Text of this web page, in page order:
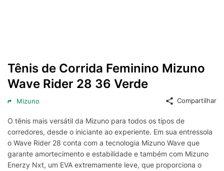
Tênis de Corrida Feminino Mizuno
Wave Rider 28 36 Verde
Mizuno Compartilhar
O tênis mais versátil da Mizuno para todos os tipos de
corredores, desde o iniciante ao experiente. Em sua entressola
o Wave Rider 28 conta com a tecnologia Mizuno Wave que
garante amortecimento e estabilidade e também com Mizuno
Enerzy Nxt, um EVA extremamente leve, que proporciona o